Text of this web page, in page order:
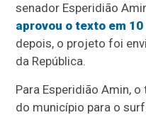
senador Esperidião
aprovou o texto em
depois, o projeto foi
da República.
Para Esperidião Amin,
do município para o